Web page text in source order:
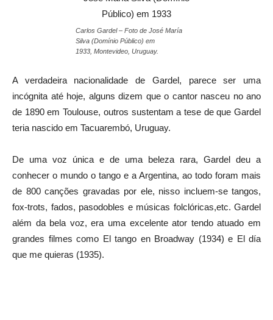
Carlos Gardel – Foto de José María
Silva (Domínio Público) em
1933, Montevideo, Uruguay.
A verdadeira nacionalidade de Gardel, parece ser uma
incógnita até hoje, alguns dizem que o cantor nasceu no ano
de 1890 em Toulouse, outros sustentam a tese de que Gardel
teria nascido em Tacuarembó, Uruguay.
De uma voz única e de uma beleza rara, Gardel deu a
conhecer o mundo o tango e a Argentina, ao todo foram mais
de 800 canções gravadas por ele, nisso incluem-se tangos,
fox-trots, fados, pasodobles e músicas folclóricas,etc. Gardel
além da bela voz, era uma excelente ator tendo atuado em
grandes filmes como El tango en Broadway (1934) e El día
que me quieras (1935).